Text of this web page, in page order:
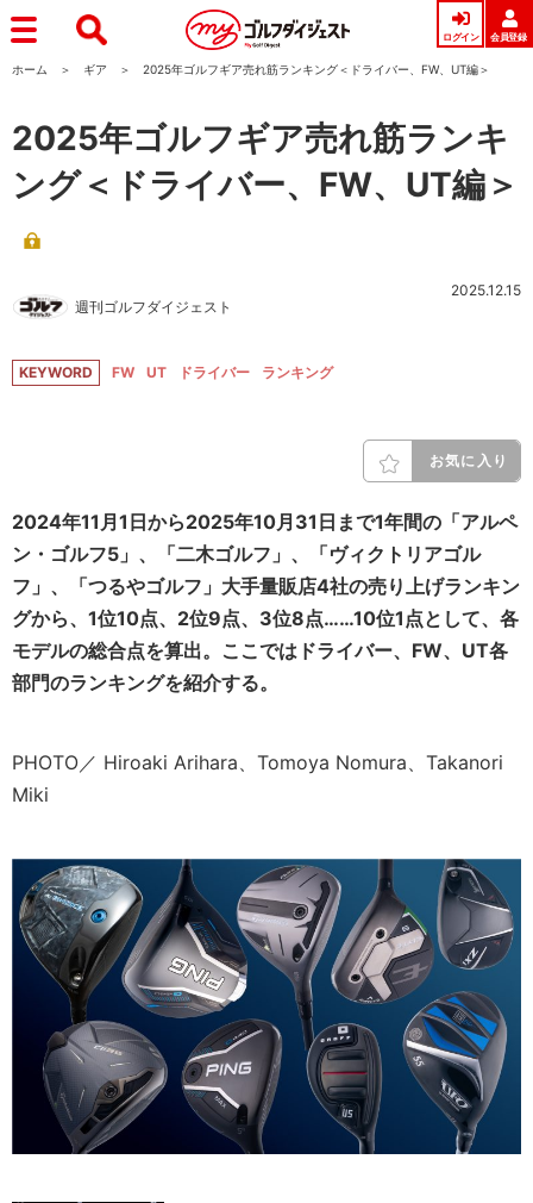
ログイン 会員登録
ホーム ギア 2025年ゴルフギア売れ筋ランキング＜ドライバー、FW、UT編＞
2025年ゴルフギア売れ筋ランキ
ング＜ドライバー、FW、UT編＞
週刊ゴルフダイジェスト
2025.12.15
KEYWORD FW UT ドライバー ランキング
お気に入り
2024年11月1日から2025年10月31日まで1年間の「アルペ
ン・ゴルフ5」、「二木ゴルフ」、「ヴィクトリアゴル
フ」、「つるやゴルフ」大手量販店4社の売り上げランキン
グから、1位10点、2位9点、3位8点……10位1点として、各
モデルの総合点を算出。ここではドライバー、FW、UT各
部門のランキングを紹介する。
PHOTO／ Hiroaki Arihara、Tomoya Nomura、Takanori
Miki